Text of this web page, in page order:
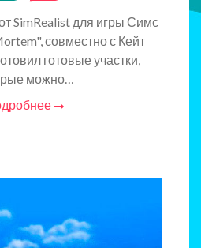
SimRealist для игры Симс
совместно с Кейт
готовые участки,
можно…